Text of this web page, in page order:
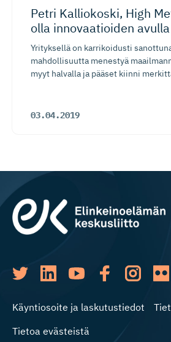
Petri Kalliokoski, High
olla innovaatioiden
Yrityksellä on karrikoidusti
mahdollisuutta menestyä
myyt halvalla ja pääset kiinni
03.04.2019
Käyntiosoite ja laskutustiedot
Tietoa evästeistä